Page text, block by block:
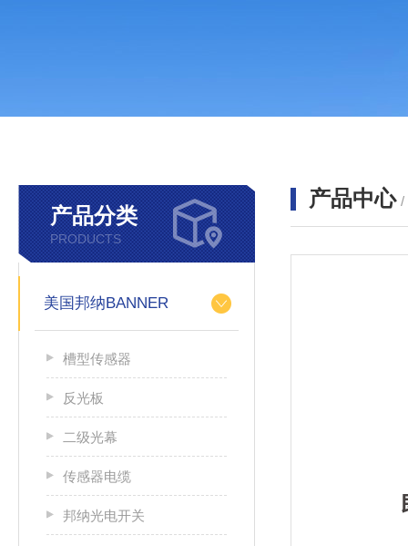
产品分类
PRODUCTS
美国邦纳BANNER
槽型传感器
反光板
二级光幕
传感器电缆
邦纳光电开关
产品中心 /